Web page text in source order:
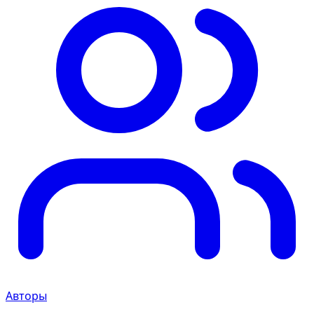
Авторы